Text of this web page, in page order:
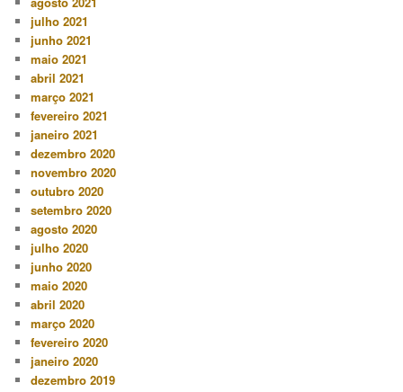
julho 2021
junho 2021
maio 2021
abril 2021
março 2021
fevereiro 2021
janeiro 2021
dezembro 2020
novembro 2020
outubro 2020
setembro 2020
agosto 2020
julho 2020
junho 2020
maio 2020
abril 2020
março 2020
fevereiro 2020
janeiro 2020
dezembro 2019